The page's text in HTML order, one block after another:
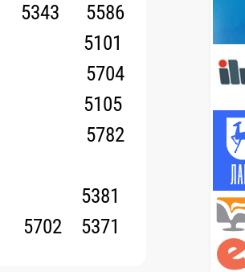
5343 5586
5101
5704
5105
5782
5381
5702 5371